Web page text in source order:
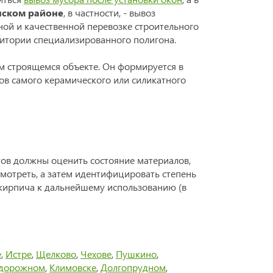
районе, в частности, - вывоз
и качественной перевозке строительного
специализированного полигона.
строящемся объекте. Он формируется в
самого керамического или силикатного
должны оценить состояние материалов,
а затем идентифицировать степень
к дальнейшему использованию (в
, Истре, Щелково, Чехове, Пушкино,
, Климовске, Долгопрудном,